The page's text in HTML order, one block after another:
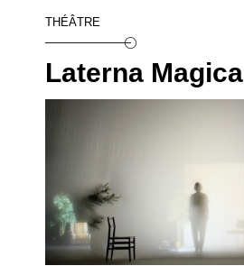
THÉÂTRE
Laterna Magica